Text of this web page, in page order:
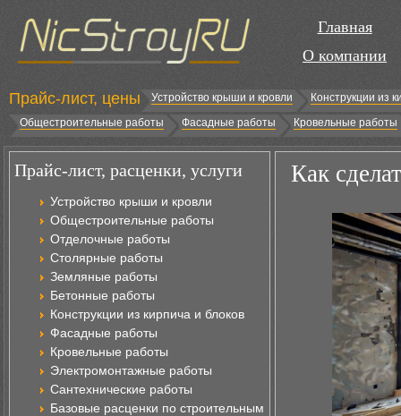
Главная
О компании
Прайс-лист, цены Устройство крыши и кровли
Конструкции из
Общестроительные работы
Фасадные работы Кровельные работы
Прайс-лист, расценки, услуги
Устройство крыши и кровли
Общестроительные работы
Отделочные работы
Столярные работы
Земляные работы
Бетонные работы
Конструкции из кирпича и блоков
Фасадные работы
Кровельные работы
Электромонтажные работы
Сантехнические работы
Базовые расценки по строительным
Как